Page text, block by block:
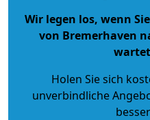
Wir legen los, wenn
von Bremerhaven
Holen Sie sich
unverbindliche